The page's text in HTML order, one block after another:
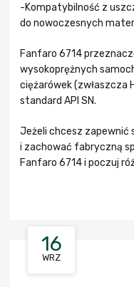
-Kompatybilność z
do nowoczesnych
Fanfaro 6714
wysokoprężnych
ciężarówek (zwłaszcza
standard API SN.
Jeżeli chcesz zapewnić
i zachować fabryczną
Fanfaro 6714 i poczuj
16
WRZ